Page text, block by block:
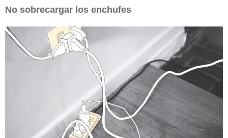
No sobrecargar los enchufes